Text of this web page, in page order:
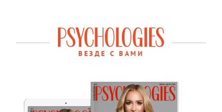
ВЕЗДЕ С ВАМИ